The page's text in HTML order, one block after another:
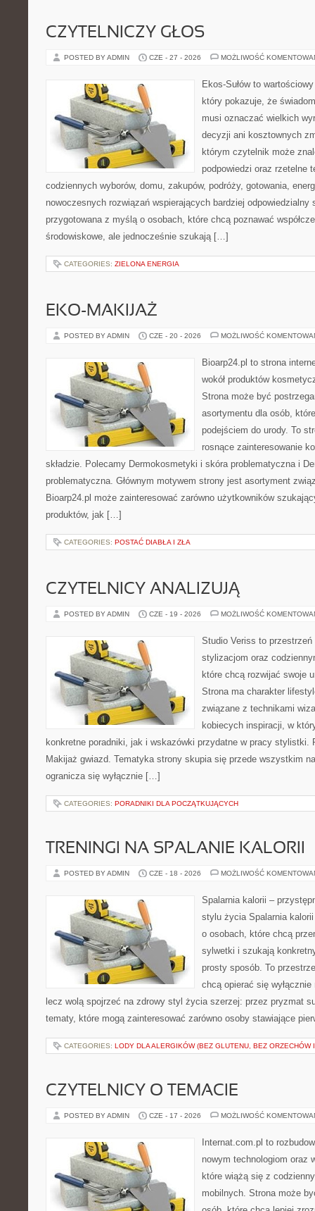
CZYTELNICZY GŁOS
POSTED BY ADMIN CZE - 27 - 2026 MOŻLIWOŚĆ
Ekos-Sułów to
który pokazuje, że
musi oznaczać wielkich
decyzji ani kosztownych
którym czytelnik może
podpowiedzi oraz rzetelne
codziennych wyborów, domu, zakupów, podróży, gotowania,
nowoczesnych rozwiązań wspierających bardziej odpowiedzialny
przygotowana z myślą o osobach, które chcą poznawać
środowiskowe, ale jednocześnie szukają […]
CATEGORIES: ZIELONA ENERGIA
EKO-MAKIJAŻ
POSTED BY ADMIN CZE - 20 - 2026 MOŻLIWOŚĆ
Bioarp24.pl to strona
wokół produktów
Strona może być
asortymentu dla osób,
podejściem do urody. To
rosnące zainteresowanie
składzie. Polecamy Dermokosmetyki i skóra problematyczna i
problematyczna. Głównym motywem strony jest asortyment
Bioarp24.pl może zainteresować zarówno użytkowników
produktów, jak […]
CATEGORIES: POSTAĆ DIABŁA I ZŁA
CZYTELNICY ANALIZUJĄ
POSTED BY ADMIN CZE - 19 - 2026 MOŻLIWOŚĆ
Studio Veriss to
stylizacjom oraz
które chcą rozwijać swoje
Strona ma charakter
związane z technikami
kobiecych inspiracji, w
konkretne poradniki, jak i wskazówki przydatne w pracy stylistki.
Makijaż gwiazd. Tematyka strony skupia się przede wszystkim
ogranicza się wyłącznie […]
CATEGORIES: PORADNIKI DLA POCZĄTKUJĄCYCH
TRENINGI NA SPALANIE KALORII
POSTED BY ADMIN CZE - 18 - 2026 MOŻLIWOŚĆ
Spalarnia kalorii –
stylu życia Spalarnia
o osobach, które chcą
sylwetki i szukają
prosty sposób. To
chcą opierać się
lecz wolą spojrzeć na zdrowy styl życia szerzej: przez pryzmat
tematy, które mogą zainteresować zarówno osoby stawiające
CATEGORIES: LODY DLA ALERGIKÓW (BEZ GLUTENU, BEZ ORZECHÓW
CZYTELNICY O TEMACIE
POSTED BY ADMIN CZE - 17 - 2026 MOŻLIWOŚĆ
Internat.com.pl to
nowym technologiom oraz
które wiążą się z
mobilnych. Strona może